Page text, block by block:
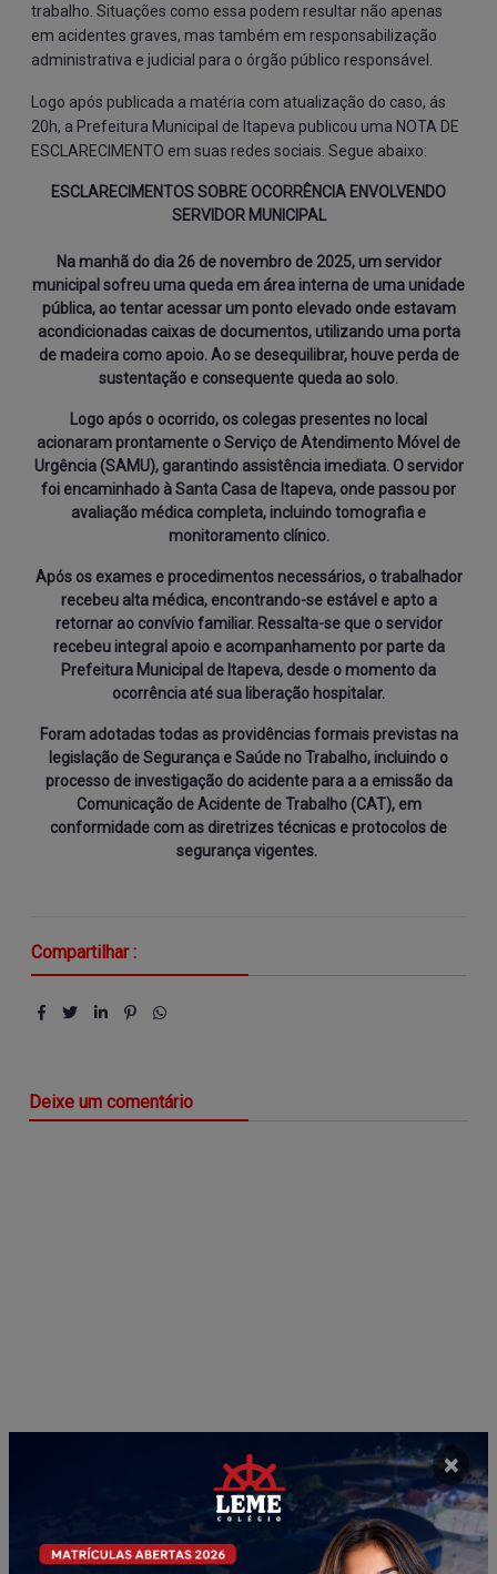
trabalho. Situações como essa podem resultar não apenas
em acidentes graves, mas também em responsabilização
administrativa e judicial para o órgão público responsável.
Logo após publicada a matéria com atualização do caso, ás
20h, a Prefeitura Municipal de Itapeva publicou uma NOTA DE
ESCLARECIMENTO em suas redes sociais. Segue abaixo:
ESCLARECIMENTOS SOBRE OCORRÊNCIA ENVOLVENDO
SERVIDOR MUNICIPAL
Na manhã do dia 26 de novembro de 2025, um servidor
municipal sofreu uma queda em área interna de uma unidade
pública, ao tentar acessar um ponto elevado onde estavam
acondicionadas caixas de documentos, utilizando uma porta
de madeira como apoio. Ao se desequilibrar, houve perda de
sustentação e consequente queda ao solo.
Logo após o ocorrido, os colegas presentes no local
acionaram prontamente o Serviço de Atendimento Móvel de
Urgência (SAMU), garantindo assistência imediata. O servidor
foi encaminhado à Santa Casa de Itapeva, onde passou por
avaliação médica completa, incluindo tomografia e
monitoramento clínico.
Após os exames e procedimentos necessários, o trabalhador
recebeu alta médica, encontrando-se estável e apto a
retornar ao convívio familiar. Ressalta-se que o servidor
recebeu integral apoio e acompanhamento por parte da
Prefeitura Municipal de Itapeva, desde o momento da
ocorrência até sua liberação hospitalar.
Foram adotadas todas as providências formais previstas na
legislação de Segurança e Saúde no Trabalho, incluindo o
processo de investigação do acidente para a a emissão da
Comunicação de Acidente de Trabalho (CAT), em
conformidade com as diretrizes técnicas e protocolos de
segurança vigentes.
Compartilhar :
Deixe um comentário
×